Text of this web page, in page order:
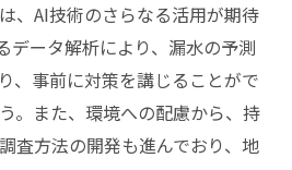
、AI技術のさらなる活用が期待
データ解析により、漏水の予測
、事前に対策を講じることがで
。また、環境への配慮から、持
査方法の開発も進んでおり、地